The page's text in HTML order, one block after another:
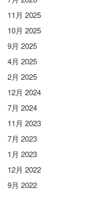
11月 2025
10月 2025
9月 2025
4月 2025
2月 2025
12月 2024
7月 2024
11月 2023
7月 2023
1月 2023
12月 2022
9月 2022